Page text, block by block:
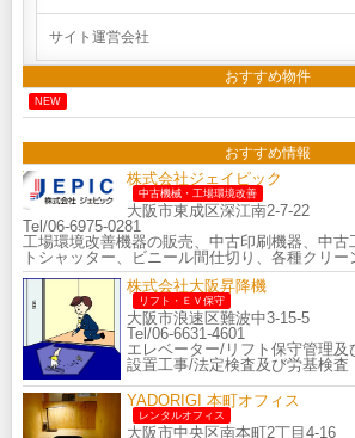
サイト運営会社
おすすめ物件
NEW
おすすめ情報
株式会社ジェイピック
中古機械・工場環境改善
大阪市東成区深江南2-7-22
Tel/06-6975-0281
工場環境改善機器の販売、中古印刷機器、中古
トシャッター、ビニール間仕切り、各種クリー
株式会社大阪昇降機
リフト・ＥＶ保守
大阪市浪速区難波中3-15-5
Tel/06-6631-4601
エレベーター/リフト保守管理
設置工事/法定検査及び労基検査
YADORIGI 本町オフィス
レンタルオフィス
大阪市中央区南本町2丁目4-16